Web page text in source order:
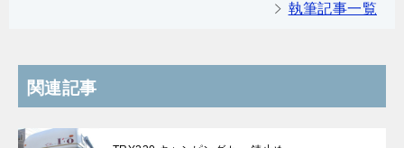
執筆記事一覧
関連記事